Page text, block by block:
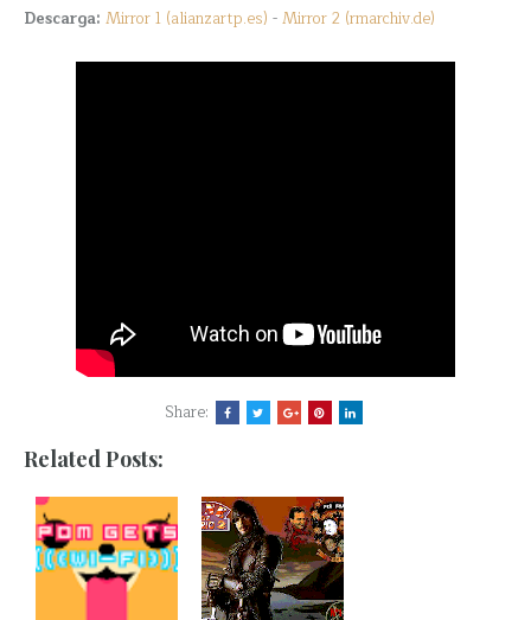
Descarga: Mirror 1 (alianzartp.es) -Mirror 2 (rmarchiv.de)
Share:
Related Posts: